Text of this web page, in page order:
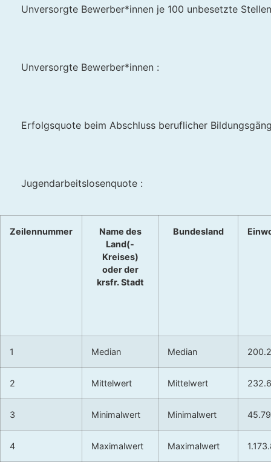
Unversorgte Bewerber*innen je 100 unbesetzte
Unversorgte Bewerber*innen :
Erfolgsquote beim Abschluss beruflicher
Jugendarbeitslosenquote :
Zeilennummer
Name des
Land(-
Kreises)
oder der
krsfr. Stadt
Bundesland
1 Median Median
2 Mittelwert Mittelwert
3 Minimalwert Minimalwert
4 Maximalwert Maximalwert